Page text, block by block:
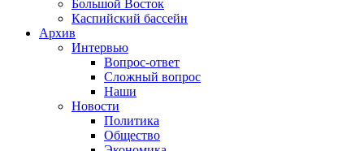
Большой Восток
Каспийский бассейн
Архив
Интервью
Вопрос-ответ
Сложный вопрос
Наши
Новости
Политика
Общество